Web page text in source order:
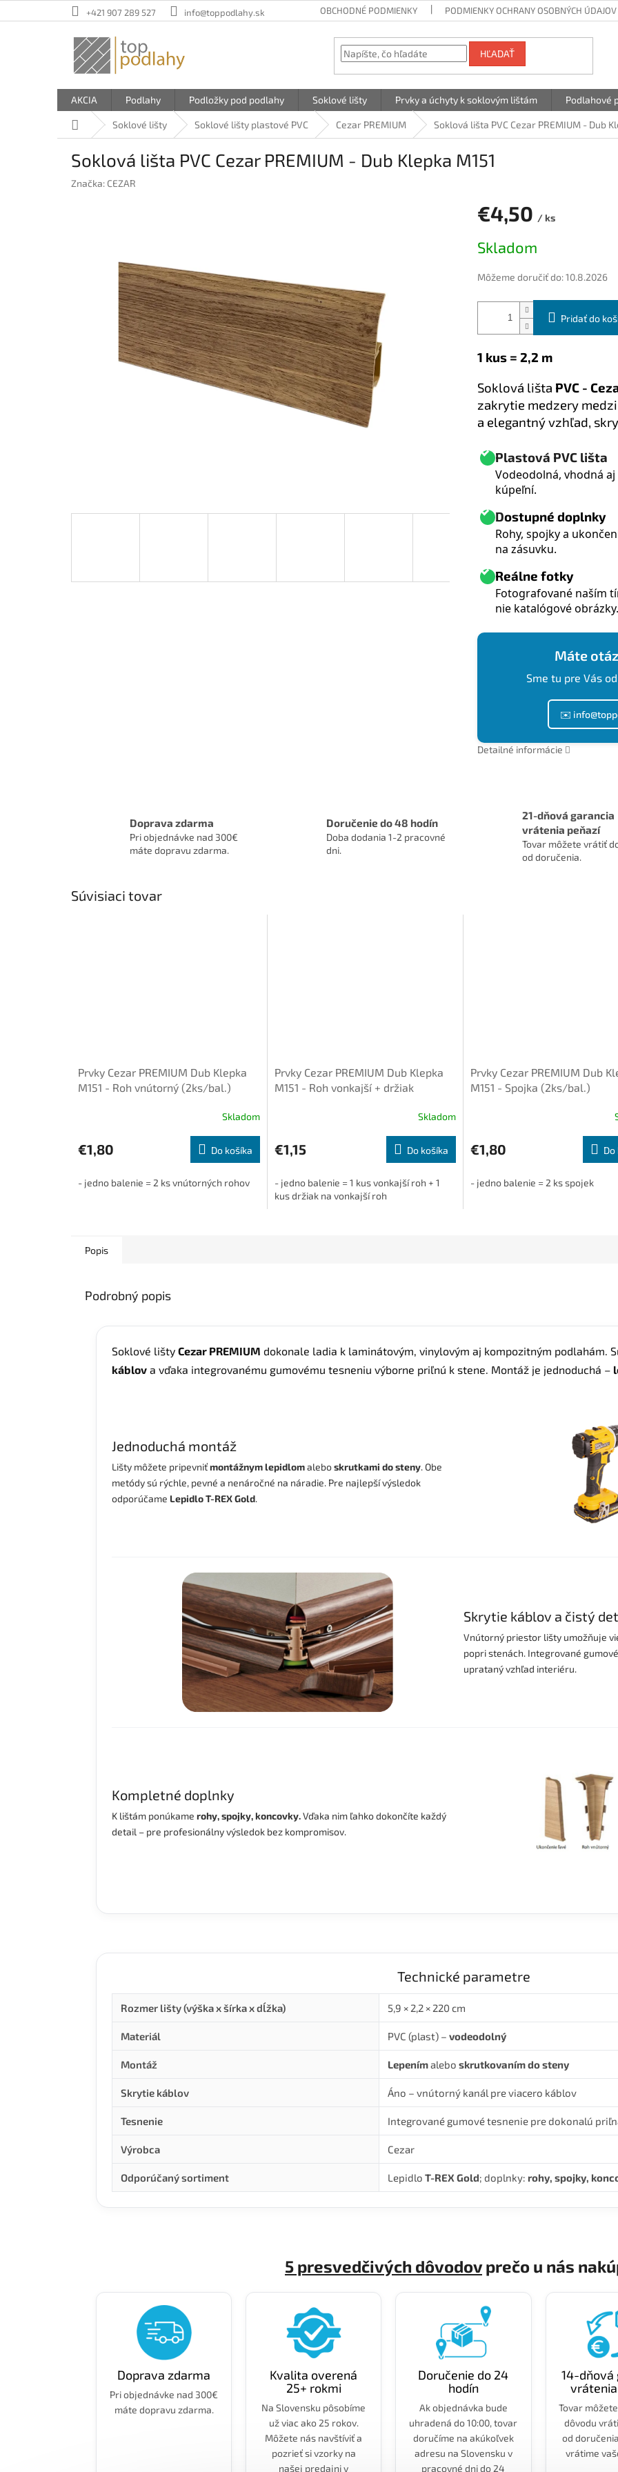
na
+421 907 289 527 info@toppodlahy.sk OBCHODNÉ PODMIENKY PODMIENKY OCHRANY OSOBNÝCH ÚDAJOV
HĽADAŤ
AKCIA Podlahy Podložky pod podlahy Soklové lišty Prvky a úchyty k soklovým lištám Podlahové
DomovSoklové lišty Soklové lišty plastové PVC Cezar PREMIUM Soklová lišta PVC Cezar PREMIUM - Dub
Soklová lišta PVC Cezar PREMIUM - Dub Klepka M151
Značka: CEZAR
€4,50 / ks
cena:
Skladom
Môžeme doručiť do:10.8.2026
Pridať do
1 kus = 2,2 m
Soklová lišta PVC -
zakrytie medzery
a elegantný vzhľad,
Plastová PVC lišta
Vodeodolná, vhodná aj
kúpeľní.
Dostupné doplnky
Rohy, spojky a
na zásuvku.
Reálne fotky
Fotografované naším
nie katalógové obrázky.
Máte
Sme tu pre Vás
✉️
Detailné informácie
Doprava zdarma
Pri objednávke nad 300€
máte dopravu zdarma.
Doručenie do 48 hodín
Doba dodania 1-2 pracovné
dni.
21-dňová garancia
vrátenia peňazí
Tovar môžete vrátiť
od doručenia.
Súvisiaci tovar
Prvky Cezar PREMIUM Dub Klepka
M151 - Roh vnútorný (2ks/bal.)
Skladom
€1,80 Do košíka
- jedno balenie = 2 ks vnútorných rohov
Prvky Cezar PREMIUM Dub Klepka
M151 - Roh vonkajší + držiak
Skladom
€1,15 Do košíka
- jedno balenie = 1 kus vonkajší roh + 1
kus držiak na vonkajší roh
Prvky Cezar PREMIUM Dub
M151 - Spojka (2ks/bal.)
€1,80 Do
- jedno balenie = 2 ks spojek
Popis
Podrobný popis
Soklové lišty Cezar PREMIUM dokonale ladia k laminátovým, vinylovým aj kompozitným podlahám.
káblov a vďaka integrovanému gumovému tesneniu výborne priľnú k stene. Montáž je jednoduchá –
Jednoduchá montáž
Lišty môžete pripevniťmontážnymlepidlomaleboskrutkami do steny. Obe
metódy sú rýchle, pevné a nenáročné na náradie. Pre najlepší výsledok
odporúčame Lepidlo T-REX Gold.
Skrytie káblov a čistý
Vnútorný priestor lišty umožňuje
popri stenách. Integrované
uprataný vzhľad interiéru.
Kompletné doplnky
K lištám ponúkame rohy, spojky, koncovky.Vďaka nim ľahko dokončíte každý
detail – pre profesionálny výsledok bez kompromisov.
Technické parametre
Rozmer lišty (výška x šírka x dĺžka) 5,9 × 2,2 × 220 cm
Materiál PVC (plast) – vodeodolný
Montáž Lepenímalebo skrutkovaním do steny
Skrytie káblov Áno – vnútorný kanál pre viacero káblov
Tesnenie Integrované gumové tesnenie pre dokonalú
Výrobca Cezar
Odporúčaný sortiment Lepidlo T-REX Gold; doplnky: rohy, spojky,
5 presvedčivých dôvodovprečo u nás
Doprava zdarma
Pri objednávke nad 300€
máte dopravu zdarma.
Kvalita overená
25+ rokmi
Na Slovensku pôsobíme
už viac ako 25 rokov.
Môžete nás navštíviť a
pozrieť si vzorky na
našej predajni v
Doručenie do 24
hodín
Ak objednávka bude
uhradená do 10:00, tovar
doručíme na akúkoľvek
adresu na Slovensku v
pracovné dni do 24
14-dňová
Tovar
dôvodu
od
vrátime